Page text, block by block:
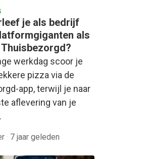
je als bedrijf
als
Thuisbezorgd?
werkdag scoor je
pizza via de
app, terwijl je naar
aflevering van je
· 7 jaar geleden